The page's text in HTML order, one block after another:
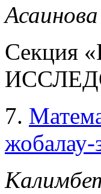
7.
жобалау-